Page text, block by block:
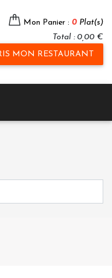
Mon Panier : 0 Plat(s)
Total : 0,00 €
MON RESTAURANT